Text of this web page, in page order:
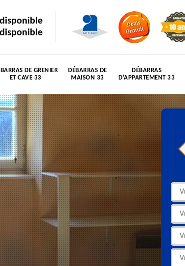
DE GRENIER
ET CAVE 33
DÉBARRAS DE
MAISON 33
DÉBARRAS
D'APPARTEMENT 33